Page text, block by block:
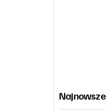
Najnowsze